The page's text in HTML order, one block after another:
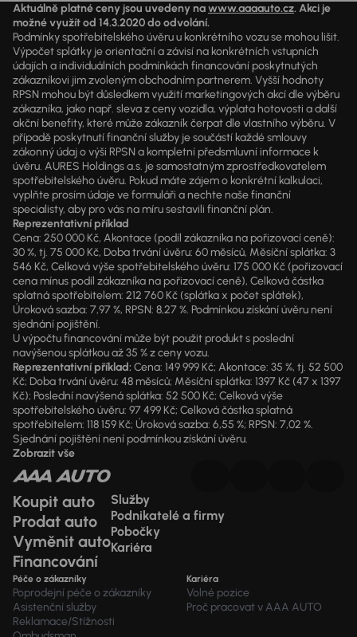
Aktuálně platné ceny jsou uvedeny nawww.aaaauto.cz. Akci je
možné využít od 14.3.2020 do odvolání.
Podmínky spotřebitelského úvěru u konkrétního vozu se mohou lišit.
Výpočet splátky je orientační a závisí na konkrétních vstupních
údajích a individuálních podmínkách financování poskytnutých
zákazníkovi jim zvoleným obchodním partnerem. Vyšší hodnoty
RPSN mohou být důsledkem využití marketingových akcí dle výběru
zákazníka, jako např. sleva z ceny vozidla, výplata hotovosti a další
akční benefity, které může zákazník čerpat dle vlastního výběru. V
případě poskytnutí finanční služby je součástí každé smlouvy
zákonný údaj o výši RPSN a kompletní předsmluvní informace k
úvěru. AURES Holdings a.s. je samostatným zprostředkovatelem
spotřebitelského úvěru. Pokud máte zájem o konkrétní kalkulaci,
vyplňte prosím údaje ve formuláři a nechte naše finanční
specialisty, aby pro vás na míru sestavili finanční plán.
Reprezentativní příklad
Cena: 250 000 Kč, Akontace (podíl zákazníka na pořizovací ceně):
30 %, tj. 75 000 Kč, Doba trvání úvěru: 60 měsíců, Měsíční splátka: 3
546 Kč, Celková výše spotřebitelského úvěru: 175 000 Kč (pořizovací
cena mínus podíl zákazníka na pořizovací ceně), Celková částka
splatná spotřebitelem: 212 760 Kč (splátka x počet splátek),
Úroková sazba: 7,97 %, RPSN: 8,27 %. Podmínkou získání úvěru není
sjednání pojištění.
U výpočtu financování může být použit produkt s poslední
navýšenou splátkou až 35 % z ceny vozu.
Reprezentativní příklad:Cena: 149 999 Kč; Akontace: 35 %, tj. 52 500
Kč; Doba trvání úvěru: 48 měsíců; Měsíční splátka: 1397 Kč (47 x 1397
Kč); Poslední navýšená splátka: 52 500 Kč; Celková výše
spotřebitelského úvěru: 97 499 Kč; Celková částka splatná
spotřebitelem: 118 159 Kč; Úroková sazba: 6,55 %; RPSN: 7,02 %.
Sjednání pojištění není podmínkou získání úvěru.
Zobrazit vše
Koupit auto
Prodat auto
Vyměnit auto
Financování
Služby
Podnikatelé a firmy
Pobočky
Kariéra
Péče o zákazníky
Poprodejní péče o zákazníky
Asistenční služby
Reklamace/Stížnosti
Kariéra
Volné pozice
Proč pracovat v AAA AUTO